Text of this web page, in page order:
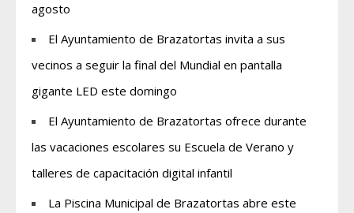
agosto
El Ayuntamiento de Brazatortas invita a sus
vecinos a seguir la final del Mundial en pantalla
gigante LED este domingo
El Ayuntamiento de Brazatortas ofrece durante
las vacaciones escolares su Escuela de Verano y
talleres de capacitación digital infantil
La Piscina Municipal de Brazatortas abre este